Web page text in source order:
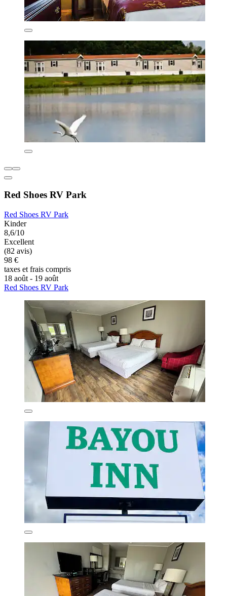
Red Shoes RV Park
Red Shoes RV Park
Kinder
8,6/10
Excellent
(82 avis)
98 €
taxes et frais compris
18 août - 19 août
Red Shoes RV Park